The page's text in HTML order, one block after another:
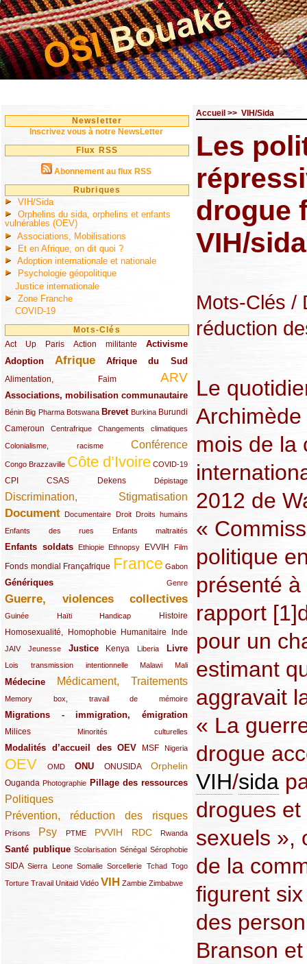
Newsletter
Inscrivez vous à notre NewsLetter
Flux RSS
Abonnement au flux RSS
Rubriques
VIH/Sida
Orphelins du sida, orphelins et enfants
vulnérables (OEV)
Associations, Mobilisations
Et en Afrique, on dit quoi ?
Adoption internationale et nationale
Psychologie géopolitique
Justice internationale
Zone Franche
COVID-19
Mots-Clés
Act Up Paris
(49/289) Action militante
(32/289) Activisme
(73/289)
Adoption
(82/289) Afrique
(161/289) Afrique du Sud
(73/289)
Alimentation, Faim
(48/289) ARV
(203/289)
Associations, mobilisation communautaire
(65/289)
Bénin
(13/289)Big Pharma
(16/289) Botswana
(9/289) Brevet
(83/289) Burkina
(18/289) Burundi
(30/289)
Cameroun
(47/289) Centrafrique
(23/289) Changements climatiques
(10/289)
Colonialisme, racisme
(19/289) Conférence
(118/289)
Congo Brazzaville
(24/289) Côte d’Ivoire
(263/289) COVID-19
(13/289)
CPI
(48/289) CSAS
(32/289) Dekens
(29/289) Dépistage
(19/289)
Discrimination, Stigmatisation
(131/289)
Document
(145/289) Documentaire
(9/289) Droit
(20/289) Droits humains
(22/289)
Enfants des rues
(21/289) Enfants maltraités
(10/289)
Enfants soldats
(68/289) Ethiopie
(12/289) Ethnopsy
(15/289) EVVIH
(55/289) Film
(22/289)
Fonds mondial
(48/289) Françafrique
(39/289) France
(289/289) Gabon
(12/289)
Génériques
(59/289) Genre
(22/289)
Guerre, violences collectives
(149/289)
Guinée
(12/289) Haïti
(15/289) Handicap
(10/289) Histoire
(49/289)
Homosexualité, Homophobie
(44/289) Humanitaire
(47/289) Inde
(34/289)
JAIV
(10/289)Jeunesse
(21/289) Justice
(65/289) Kenya
(35/289) Liberia
(25/289) Livre
(62/289)
Lois transmission intentionnelle
(24/289) Malawi
(11/289) Mali
(21/289)
Médecine
(62/289) Médicament, Traitements
(142/289)
Memory box, travail de mémoire
(11/289)
Migrations - immigration, émigration
(67/289)
Milices
(34/289) Minorités culturelles
(15/289)
Modalités d’accueil des OEV
(58/289) MSF
(54/289) Nigeria
(27/289)
OEV
(269/289) OMD
(26/289) ONU
(58/289) ONUSIDA
(44/289) Orphelin
(112/289)
Ouganda
(29/289) Photographie
(27/289) Pillage des ressources
(77/289)
Politiques
(120/289)
Prévention, réduction des risques
(131/289)
Prisons
(22/289) Psy
(119/289) PTME
(12/289) PVVIH
(111/289) RDC
(104/289) Rwanda
(23/289)
Santé publique
(59/289) Scolarisation
(9/289) Sénégal
(13/289) Sérophobie
(19/289)
SIDA
(29/289)Sierra Leone
(13/289) Somalie
(12/289) Sorcellerie
(19/289) Tchad
(10/289) Togo
(15/289)
Torture
(17/289)Travail
(21/289) Unitaid
(26/289) Vidéo
(23/289) VIH
(154/289) Zambie
(12/289) Zimbabwe
(21/289)
Accueil >> VIH/Sida
Les
drogue
VIH/sida
Mots-Clés /
réduction
Le
mois de la
2012 de
«
politique
présenté
rapport [1
pour un
estimant
aggravait
« La
drogue
VIH/sida
drogues
sexuels »,
de la
figurent
des
Branson